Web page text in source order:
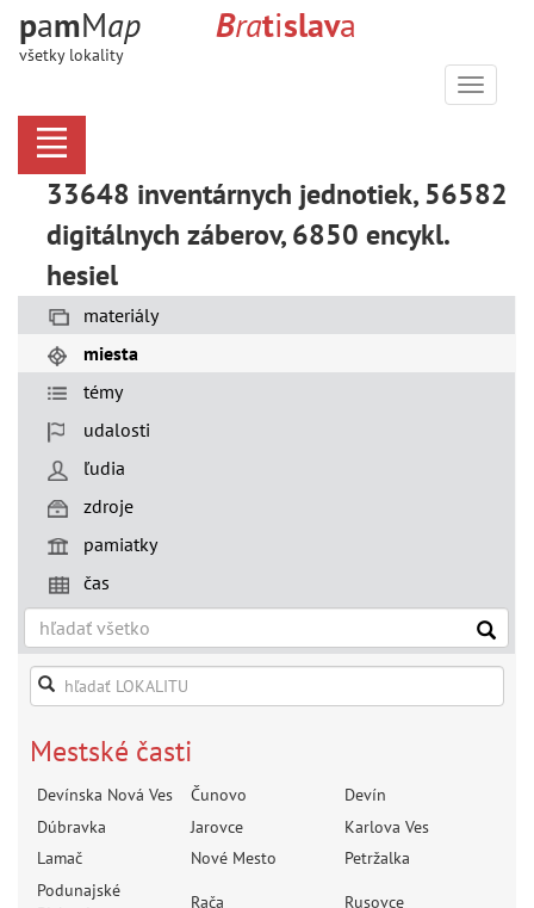
pamMap
všetky lokality
Bratislava
Menu
33648 inventárnych jednotiek, 56582
digitálnych záberov, 6850 encykl.
hesiel
materiály
miesta
témy
udalosti
ľudia
zdroje
pamiatky
čas
Mestské časti
Devínska Nová Ves Čunovo
Devín
Dúbravka
Jarovce
Karlova Ves
Lamač
Nové Mesto
Petržalka
Podunajské
Rača Rusovce